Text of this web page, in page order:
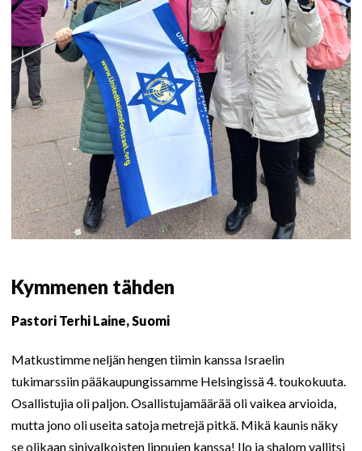
Kymmenen tähden
Pastori Terhi Laine, Suomi
Matkustimme neljän hengen tiimin kanssa Israelin
tukimarssiin pääkaupungissamme Helsingissä 4. toukokuuta.
Osallistujia oli paljon. Osallistujamäärää oli vaikea arvioida,
mutta jono oli useita satoja metrejä pitkä. Mikä kaunis näky
se olikaan sinivalkoisten lippujen kanssa! Ilo ja shalom vallitsi